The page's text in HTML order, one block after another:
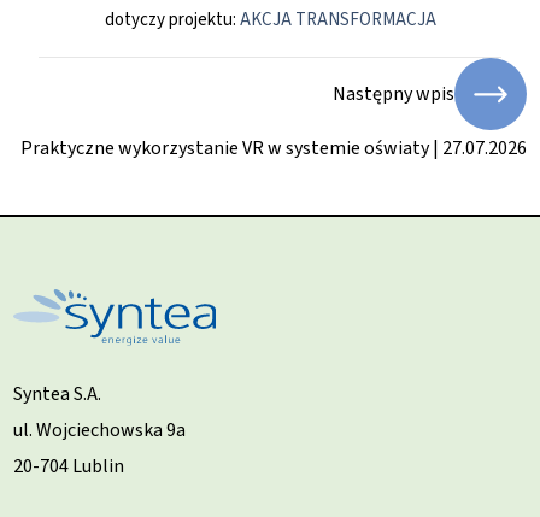
dotyczy projektu:AKCJA TRANSFORMACJA
Następny wpis
Praktyczne wykorzystanie VR w systemie oświaty | 27.07.2026
Syntea S.A.
ul. Wojciechowska 9a
20-704 Lublin